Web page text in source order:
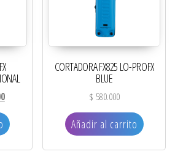
era: $ 345.000.
El precio actual es: $ 276.000.
CORTADORA FX825 LO-PROFX
BLUE
$ 580.000
Añadir al carrito